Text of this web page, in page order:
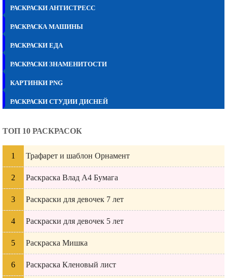
РАСКРАСКИ АНТИСТРЕСС
РАСКРАСКА МАШИНЫ
РАСКРАСКИ ЕДА
РАСКРАСКИ ЗНАМЕНИТОСТИ
КАРТИНКИ PNG
РАСКРАСКИ СТУДИИ ДИСНЕЙ
ТОП 10 РАСКРАСОК
Трафарет и шаблон Орнамент
Раскраска Влад А4 Бумага
Раскраски для девочек 7 лет
Раскраски для девочек 5 лет
Раскраска Мишка
Раскраска Кленовый лист